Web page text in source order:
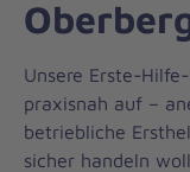
Unsere Erste-
praxisnah auf –
betriebliche
sicher handeln